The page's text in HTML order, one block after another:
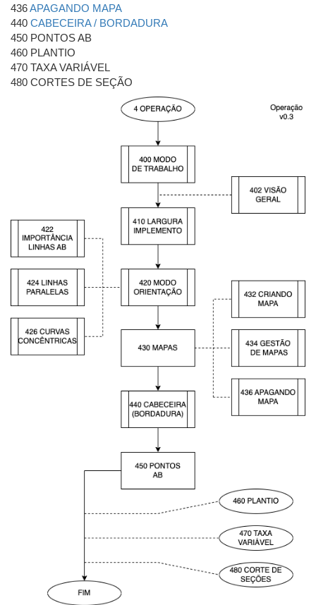
436APAGANDO MAPA
440 CABECEIRA / BORDADURA
450 PONTOS AB
460 PLANTIO
470 TAXA VARIÁVEL
480 CORTES DE SEÇÃO